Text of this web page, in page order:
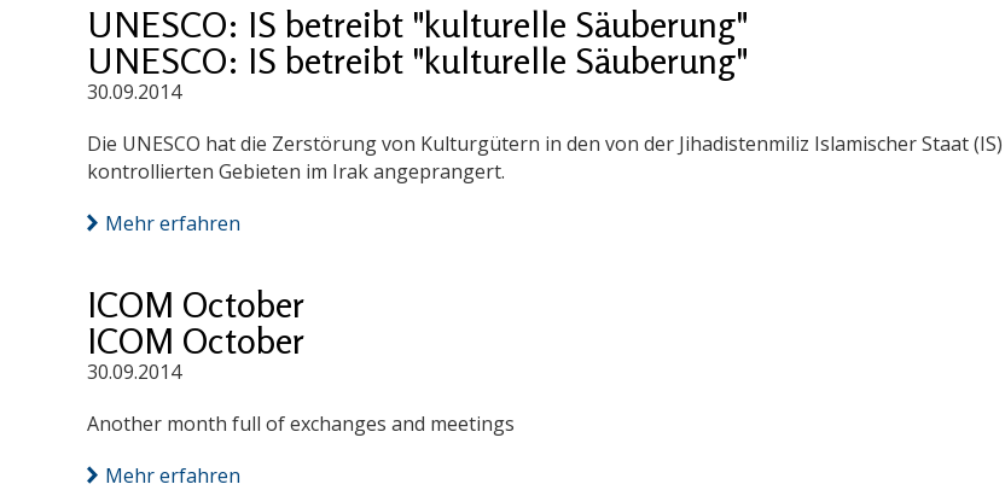
UNESCO: IS betreibt "kulturelle Säuberung"
UNESCO: IS betreibt "kulturelle Säuberung"
30.09.2014
Die UNESCO hat die Zerstörung von Kulturgütern in den von der Jihadistenmiliz Islamischer Staat (IS)
kontrollierten Gebieten im Irak angeprangert.
Mehr erfahren
ICOM October
ICOM October
30.09.2014
Another month full of exchanges and meetings
Mehr erfahren